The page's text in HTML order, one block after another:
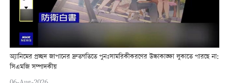
অ্যানিমের প্রচ্ছদ জাপানের দ্রুতগতিতে পুনঃসামরিকীকরণের উচ্চাকাঙ্ক্ষা লুকাতে পারছে না:
সিএমজি সম্পাদকীয়